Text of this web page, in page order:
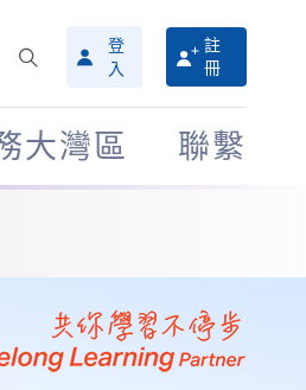
搜
尋
介
面
登
入
註
冊
大灣區 聯繫